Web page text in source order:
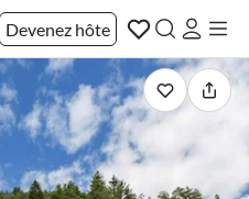
Devenez hôte